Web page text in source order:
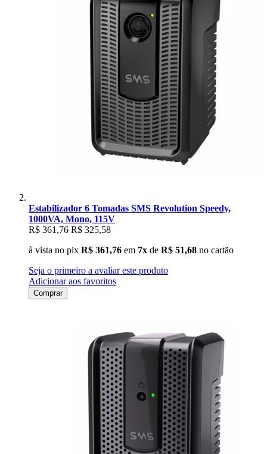
Estabilizador 6 Tomadas SMS Revolution Speedy,
1000VA, Mono, 115V
R$ 361,76 R$ 325,58
à vista no pix R$ 361,76 em 7x de R$ 51,68 no cartão
Seja o primeiro a avaliar este produto
Adicionar aos favoritos
Comprar